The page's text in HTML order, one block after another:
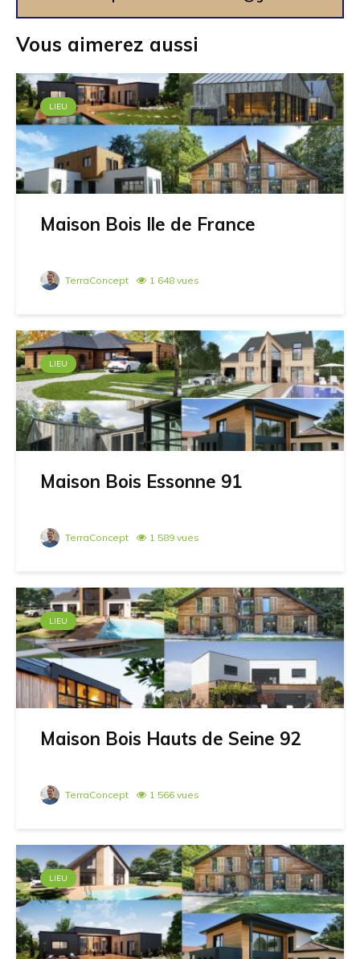
Vous aimerez aussi
LIEU
Maison Bois Ile de France
TerraConcept 1 648 vues
LIEU
Maison Bois Essonne 91
TerraConcept 1 589 vues
LIEU
Maison Bois Hauts de Seine 92
TerraConcept 1 566 vues
LIEU